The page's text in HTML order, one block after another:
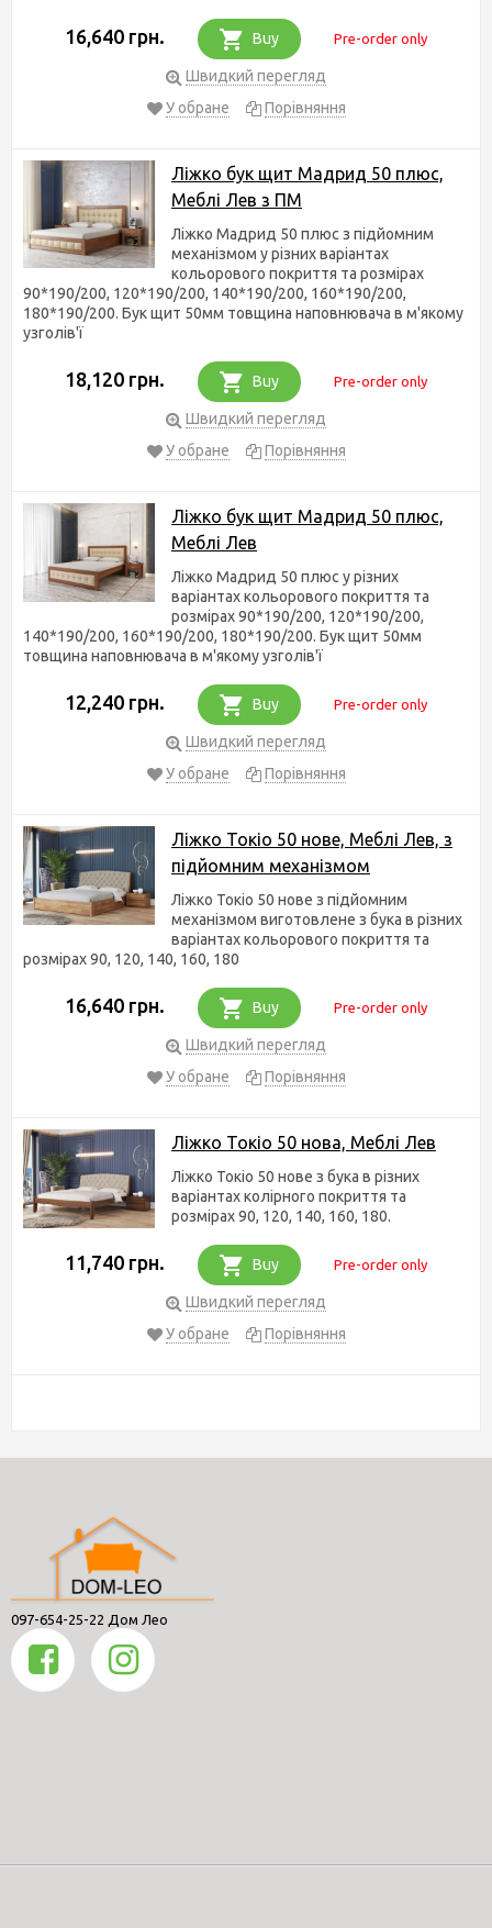
16,640 грн. Buy Pre-order only
Швидкий перегляд
У обране
Порівняння
Ліжко бук щит Мадрид 50 плюс,
Меблі Лев з ПМ
Ліжко Мадрид 50 плюс з підйомним
механізмом у різних варіантах
кольорового покриття та розмірах
90*190/200, 120*190/200, 140*190/200, 160*190/200,
180*190/200. Бук щит 50мм товщина наповнювача в м'якому
узголів'ї
18,120 грн. Buy Pre-order only
Швидкий перегляд
У обране
Порівняння
Ліжко бук щит Мадрид 50 плюс,
Меблі Лев
Ліжко Мадрид 50 плюс у різних
варіантах кольорового покриття та
розмірах 90*190/200, 120*190/200,
140*190/200, 160*190/200, 180*190/200. Бук щит 50мм
товщина наповнювача в м'якому узголів'ї
12,240 грн. Buy Pre-order only
Швидкий перегляд
У обране
Порівняння
Ліжко Токіо 50 нове, Меблі Лев, з
підйомним механізмом
Ліжко Токіо 50 нове з підйомним
механізмом виготовлене з бука в різних
варіантах кольорового покриття та
розмірах 90, 120, 140, 160, 180
16,640 грн. Buy Pre-order only
Швидкий перегляд
У обране
Порівняння
Ліжко Токіо 50 нова, Меблі Лев
Ліжко Токіо 50 нове з бука в різних
варіантах колірного покриття та
розмірах 90, 120, 140, 160, 180.
11,740 грн. Buy Pre-order only
Швидкий перегляд
У обране
Порівняння
097-654-25-22 Дом Лео